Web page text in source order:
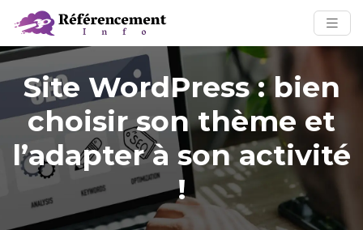
Site WordPress : bien
choisir son thème et
l’adapter à son activité
!